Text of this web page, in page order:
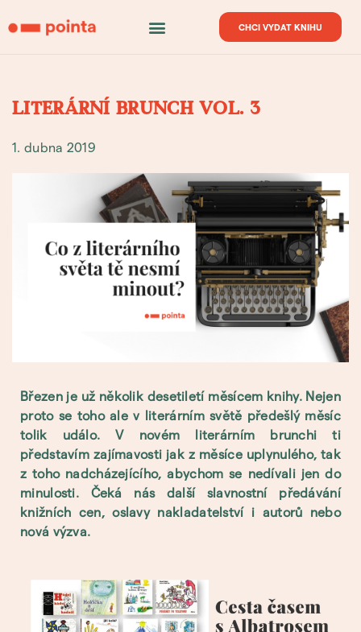
CHCI VYDAT KNIHU
LITERÁRNÍ BRUNCH VOL. 3
1. dubna 2019
Březen je už několik desetiletí měsícem knihy. Nejen
proto se toho ale v literárním světě předešlý měsíc
tolik událo. V novém literárním brunchi ti
představím zajímavosti jak z měsíce uplynulého, tak
z toho nadcházejícího, abychom se nedívali jen do
minulosti. Čeká nás další slavnostní předávání
knižních cen, oslavy nakladatelství i autorů nebo
nová výzva.